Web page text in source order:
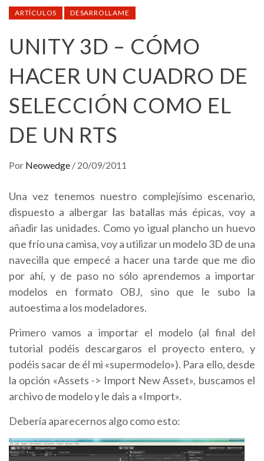
ARTÍCULOS DESARROLLAME
UNITY 3D – CÓMO
HACER UN CUADRO DE
SELECCIÓN COMO EL
DE UN RTS
Por Neowedge / 20/09/2011
Una vez tenemos nuestro complejísimo escenario,
dispuesto a albergar las batallas más épicas, voy a
añadir las unidades. Como yo igual plancho un huevo
que frío una camisa, voy a utilizar un modelo 3D de una
navecilla que empecé a hacer una tarde que me dio
por ahí, y de paso no sólo aprendemos a importar
modelos en formato OBJ, sino que le subo la
autoestima a los modeladores.
Primero vamos a importar el modelo (al final del
tutorial podéis descargaros el proyecto entero, y
podéis sacar de él mi «supermodelo»). Para ello, desde
la opción «Assets -> Import New Asset», buscamos el
archivo de modelo y le dais a «Import».
Debería aparecernos algo como esto: